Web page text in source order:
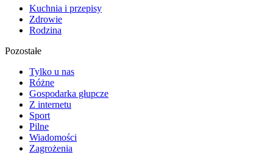
Kuchnia i przepisy
Zdrowie
Rodzina
Pozostałe
Tylko u nas
Różne
Gospodarka głupcze
Z internetu
Sport
Pilne
Wiadomości
Zagrożenia